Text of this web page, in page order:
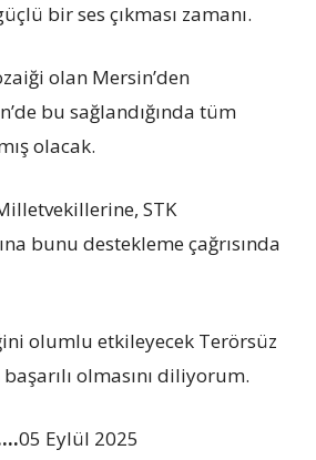
bir ses çıkması zamanı.
olan Mersin’den
bu sağlandığında tüm
olacak.
STK
bunu destekleme çağrısında
olumlu etkileyecek Terörsüz
olmasını diliyorum.
05 Eylül 2025